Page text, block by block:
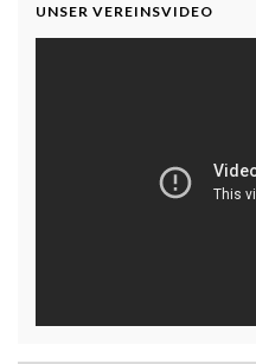
UNSER VEREINSVIDEO